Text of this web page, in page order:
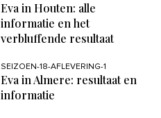
Eva in Houten: alle
informatie en het
verbluffende resultaat
SEIZOEN-18-AFLEVERING-1
Eva in Almere: resultaat en
informatie